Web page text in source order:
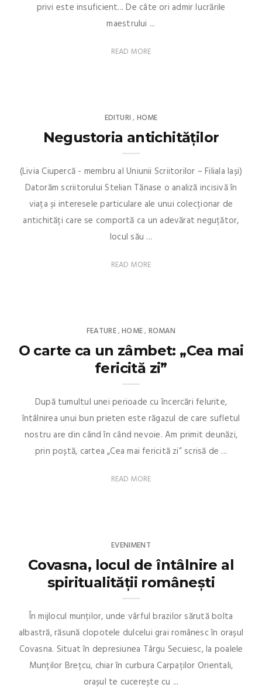
privi este insuficient... De câte ori admir lucrările
maestrului ...
READ MORE
EDITURI , HOME
Negustoria antichităților
(Livia Ciupercă - membru al Uniunii Scriitorilor – Filiala Iași)
Datorăm scriitorului Stelian Tănase o analiză incisivă în
viața și interesele particulare ale unui colecționar de
antichități care se comportă ca un adevărat neguțător,
locul său ...
READ MORE
FEATURE,HOME, ROMAN
O carte ca un zâmbet: „Cea mai
fericită zi”
După tumultul unei perioade cu încercări felurite,
întâlnirea unui bun prieten este răgazul de care sufletul
nostru are din când în când nevoie. Am primit deunăzi,
prin poștă, cartea „Cea mai fericită zi” scrisă de ...
READ MORE
EVENIMENT
Covasna, locul de întâlnire al
spiritualității românești
În mijlocul munților, unde vârful brazilor sărută bolta
albastră, răsună clopotele dulcelui grai românesc în orașul
Covasna. Situat în depresiunea Târgu Secuiesc, la poalele
Munților Brețcu, chiar în curbura Carpaților Orientali,
orașul te cucerește cu ...